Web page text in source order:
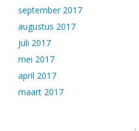
september 2017
augustus 2017
juli 2017
mei 2017
april 2017
maart 2017